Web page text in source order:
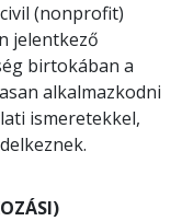
(nonprofit)
jelentkező
birtokában a
alkalmazkodni
ismeretekkel,